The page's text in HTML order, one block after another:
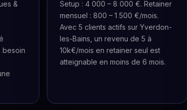
&
Setup : 4 000 – 8 000 €. Retainer
mensuel : 800 – 1 500 €/mois.
Avec 5 clients actifs sur Yverdon-
les-Bains, un revenu de 5 à
10k€/mois en retainer seul est
atteignable en moins de 6 mois.